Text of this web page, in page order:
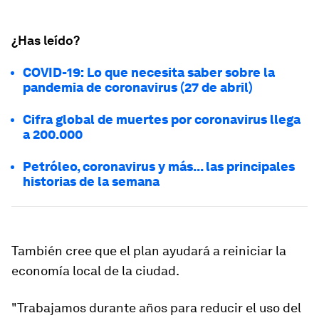
¿Has leído?
COVID-19: Lo que necesita saber sobre la
pandemia de coronavirus (27 de abril)
Cifra global de muertes por coronavirus llega
a 200.000
Petróleo, coronavirus y más... las principales
historias de la semana
También cree que el plan ayudará a reiniciar la
economía local de la ciudad.
"Trabajamos durante años para reducir el uso del